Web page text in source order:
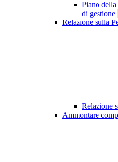
Piano della
di gestione
Relazione sulla
Relazione
Ammontare